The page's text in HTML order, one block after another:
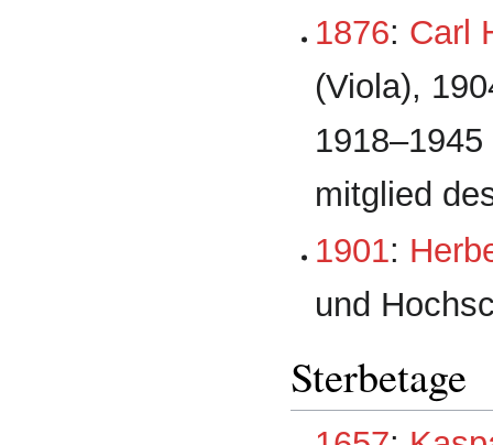
1876: Carl
(Viola),
mitglied
1901:
und
Sterbetage